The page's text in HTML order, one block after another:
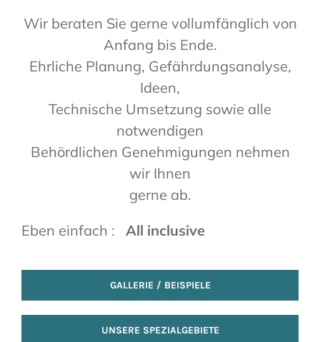
Wir beraten Sie gerne vollumfänglich von
Anfang bis Ende.
Ehrliche Planung, Gefährdungsanalyse,
Ideen,
Technische Umsetzung sowie alle
notwendigen
Behördlichen Genehmigungen nehmen
wir Ihnen
gerne ab.
Eben einfach : All inclusive
GALLERIE / BEISPIELE
UNSERE SPEZIALGEBIETE